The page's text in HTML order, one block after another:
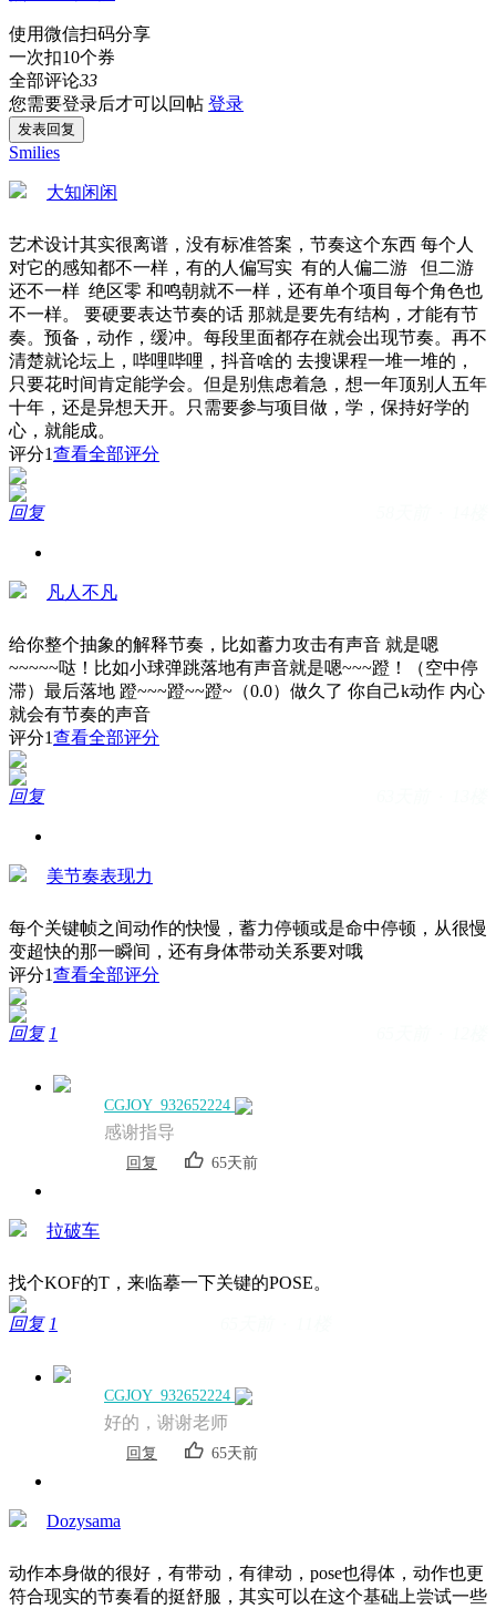
使用微信扫码分享
一次扣10个券
全部评论33
您需要登录后才可以回帖 登录
发表回复
Smilies
大知闲闲
艺术设计其实很离谱，没有标准答案，节奏这个东西 每个人
对它的感知都不一样，有的人偏写实 有的人偏二游 但二游
还不一样 绝区零 和鸣朝就不一样，还有单个项目每个角色也
不一样。 要硬要表达节奏的话 那就是要先有结构，才能有节
奏。预备，动作，缓冲。每段里面都存在就会出现节奏。再不
清楚就论坛上，哔哩哔哩，抖音啥的 去搜课程一堆一堆的，
只要花时间肯定能学会。但是别焦虑着急，想一年顶别人五年
十年，还是异想天开。只需要参与项目做，学，保持好学的
心，就能成。
评分1查看全部评分
回复
凡人不凡
给你整个抽象的解释节奏，比如蓄力攻击有声音 就是嗯
~~~~~哒！比如小球弹跳落地有声音就是嗯~~~蹬！（空中停
滞）最后落地 蹬~~~蹬~~蹬~（0.0）做久了 你自己k动作 内心
就会有节奏的声音
评分1查看全部评分
回复
美节奏表现力
每个关键帧之间动作的快慢，蓄力停顿或是命中停顿，从很慢
变超快的那一瞬间，还有身体带动关系要对哦
评分1查看全部评分
回复 1
CGJOY_932652224
感谢指导
回复 65天前
拉破车
找个KOF的T，来临摹一下关键的POSE。
回复 1
CGJOY_932652224
好的，谢谢老师
回复 65天前
Dozysama
动作本身做的很好，有带动，有律动，pose也得体，动作也更
符合现实的节奏看的挺舒服，其实可以在这个基础上尝试一些